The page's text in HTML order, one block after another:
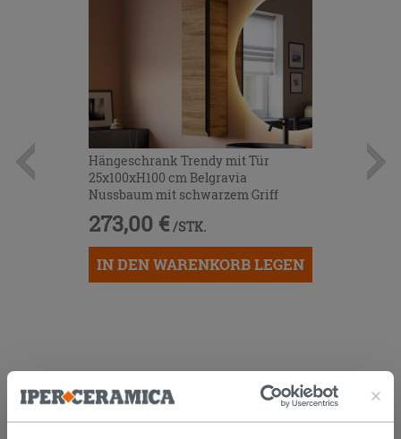
Hängeschrank Trendy mit Tür
25x100xH100 cm Belgravia
Nussbaum mit schwarzem Griff
273,00 € /STK.
IN DEN WARENKORB LEGEN